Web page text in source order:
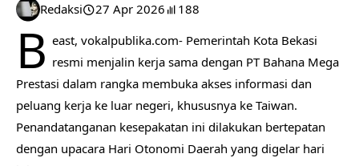
Redaksi 27 Apr 2026 188
B east, vokalpublika.com- Pemerintah Kota Bekasi
resmi menjalin kerja sama dengan PT Bahana Mega
Prestasi dalam rangka membuka akses informasi dan
peluang kerja ke luar negeri, khususnya ke Taiwan.
Penandatanganan kesepakatan ini dilakukan bertepatan
dengan upacara Hari Otonomi Daerah yang digelar hari